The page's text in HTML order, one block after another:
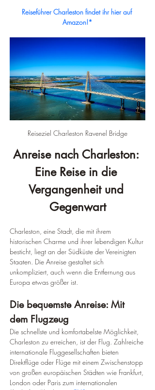
Reiseführer Charleston findet ihr hier auf
Amazon!*
Reiseziel Charleston Ravenel Bridge
Anreise nach Charleston:
Eine Reise in die
Vergangenheit und
Gegenwart
Charleston, eine Stadt, die mit ihrem
historischen Charme und ihrer lebendigen Kultur
besticht, liegt an der Südküste der Vereinigten
Staaten. Die Anreise gestaltet sich
unkompliziert, auch wenn die Entfernung aus
Europa etwas größer ist.
Die bequemste Anreise: Mit
dem Flugzeug
Die schnellste und komfortabelste Möglichkeit,
Charleston zu erreichen, ist der Flug. Zahlreiche
internationale Fluggesellschaften bieten
Direktflüge oder Flüge mit einem Zwischenstopp
von großen europäischen Städten wie Frankfurt,
London oder Paris zum internationalen